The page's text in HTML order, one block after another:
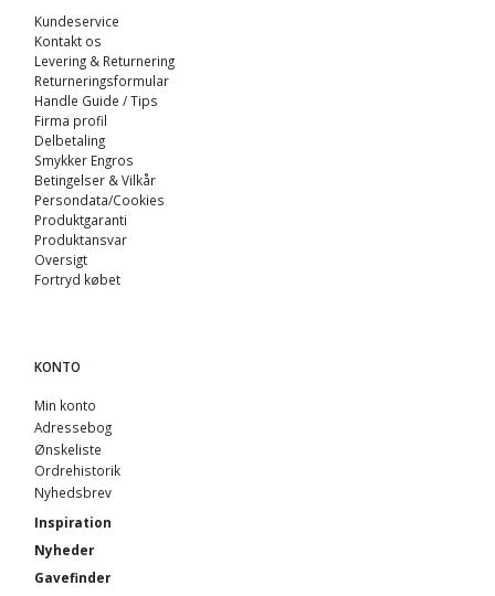
Kundeservice
Kontakt os
Levering & Returnering
Returneringsformular
Handle Guide / Tips
Firma profil
Delbetaling
Smykker Engros
Betingelser & Vilkår
Persondata/Cookies
Produktgaranti
Produktansvar
Oversigt
Fortryd købet
KONTO
Min konto
Adressebog
Ønskeliste
Ordrehistorik
Nyhedsbrev
Inspiration
Nyheder
Gavefinder